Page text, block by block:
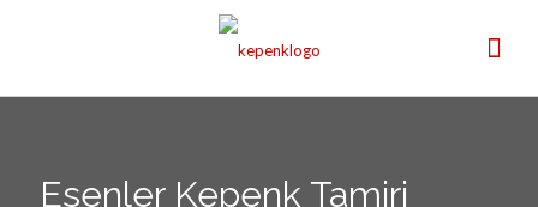
Esenler Kepenk Tamiri